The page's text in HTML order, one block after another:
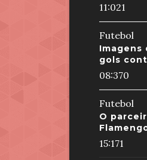
11:021
Futebol
Imagens
gols
08:370
Futebol
O
15:171